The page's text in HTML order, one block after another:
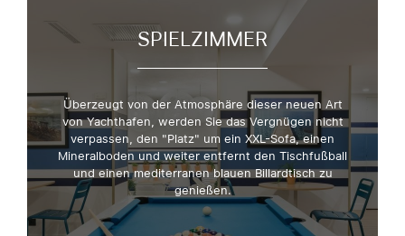
SPIELZIMMER
Überzeugt von der Atmosphäre dieser neuen Art
von Yachthafen, werden Sie das Vergnügen nicht
verpassen, den "Platz" um ein XXL-Sofa, einen
Mineralboden und weiter entfernt den Tischfußball
und einen mediterranen blauen Billardtisch zu
genießen.